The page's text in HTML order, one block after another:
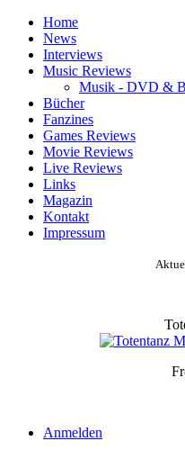
Home
News
Interviews
Music Reviews
Musik - DVD &
Bücher
Fanzines
Games Reviews
Movie Reviews
Live Reviews
Links
Magazin
Kontakt
Impressum
Anmelden